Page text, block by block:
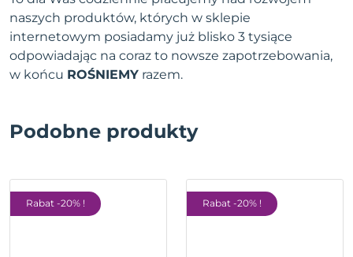
naszych produktów, których w sklepie
internetowym posiadamy już blisko 3 tysiące
odpowiadając na coraz to nowsze zapotrzebowania,
w końcu ROŚNIEMY razem.
Podobne produkty
Rabat -20% ! Rabat -20% !